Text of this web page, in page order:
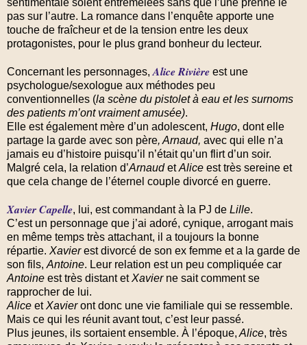
sentimentale soient entremêlées sans que l’une prenne le
pas sur l’autre. La romance dans l’enquête apporte une
touche de fraîcheur et de la tension entre les deux
protagonistes, pour le plus grand bonheur du lecteur.
Concernant les personnages, Alice Rivière est une
psychologue/sexologue aux méthodes peu
conventionnelles (la scène du pistolet à eau et les surnoms
des patients m’ont vraiment amusée).
Elle est également mère d’un adolescent, Hugo, dont elle
partage la garde avec son père, Arnaud, avec qui elle n’a
jamais eu d’histoire puisqu’il n’était qu’un flirt d’un soir.
Malgré cela, la relation d’ArnaudetAlice est très sereine et
que cela change de l’éternel couple divorcé en guerre.
Xavier Capelle, lui, est commandant à la PJ de Lille.
C’est un personnage que j’ai adoré, cynique, arrogant mais
en même temps très attachant, il a toujours la bonne
répartie. Xavierest divorcé de son ex femme et a la garde de
son fils, Antoine. Leur relation est un peu compliquée car
Antoine est très distant etXavierne sait comment se
rapprocher de lui.
Alice etXavieront donc une vie familiale qui se ressemble.
Mais ce qui les réunit avant tout, c’est leur passé.
Plus jeunes, ils sortaient ensemble. À l’époque, Alice, très